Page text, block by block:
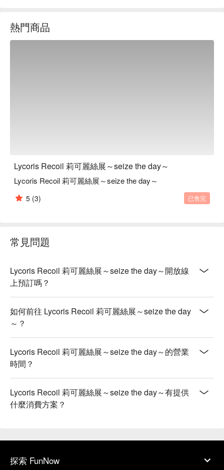
熱門商品
Lycoris Recoil 莉可麗絲展～seize the day～
Lycoris Recoil 莉可麗絲展～seize the day～
5 (3) 已售完
常見問題
Lycoris Recoil 莉可麗絲展～seize the day～開放線
上預訂嗎？
如何前往 Lycoris Recoil 莉可麗絲展～seize the day
～？
Lycoris Recoil 莉可麗絲展～seize the day～的營業
時間？
Lycoris Recoil 莉可麗絲展～seize the day～有提供
什麼消費方案？
探索 FunNow